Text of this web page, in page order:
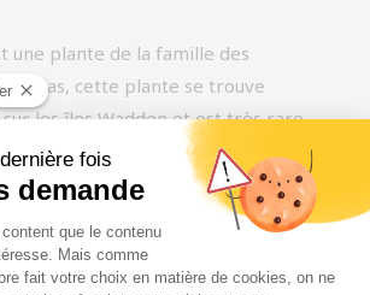
une plante de la famille des
Bas, cette plante se trouve
les îles Wadden et est très rare
Originaire d’Amérique du Nord,
plante est arrivée aux Pays-Bas
contiennent un mélange unique de